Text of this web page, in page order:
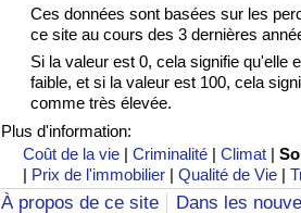
Ces données sont basées sur les
ce site au cours des 3 dernières
Si la valeur est 0, cela signifie qu'elle
faible, et si la valeur est 100, cela
comme très élevée.
Plus d'information:
Coût de la vie |Criminalité |Climat |
| Prix de l'immobilier |Qualité de Vie |
À propos de ce site Dans les
Indice de Pollution (Actuel)
Indice de pollution
Indice de Pollution par Pays
Trafic